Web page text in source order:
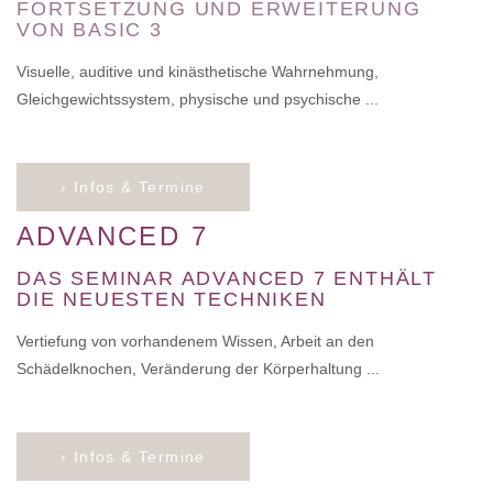
FORTSETZUNG UND ERWEITERUNG
VON BASIC 3
Visuelle, auditive und kinästhetische Wahrnehmung,
Gleichgewichtssystem, physische und psychische ...
› Infos & Termine
ADVANCED 7
DAS SEMINAR ADVANCED 7 ENTHÄLT
DIE NEUESTEN TECHNIKEN
Vertiefung von vorhandenem Wissen, Arbeit an den
Schädelknochen, Veränderung der Körperhaltung ...
› Infos & Termine